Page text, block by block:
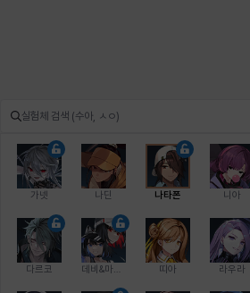
가넷 나딘 나타폰 니아
다르코 띠아 라우라